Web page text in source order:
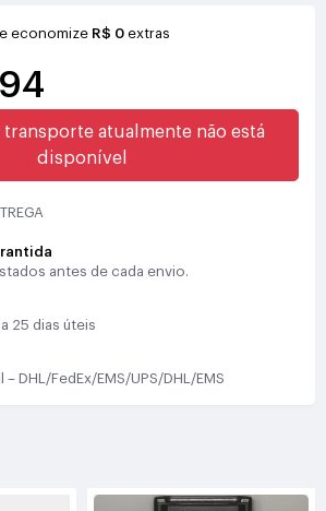
economize R$ 0 extras
transporte atualmente não está
disponível
antes de cada envio.
25 dias úteis
– DHL/FedEx/EMS/UPS/DHL/EMS